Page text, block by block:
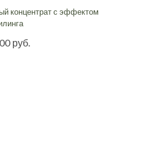
концентрат с эффектом
руб.